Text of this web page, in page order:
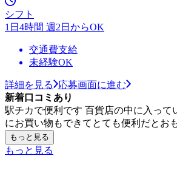
シフト
1日4時間 週2日からOK
交通費支給
未経験OK
詳細を見る
応募画面に進む
新着口コミあり
駅チカで便利です 百貨店の中に入って
にお買い物もできてとても便利だとお
もっと見る
もっと見る